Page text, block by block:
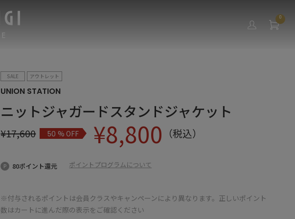
0
SALE アウトレット
UNION STATION
ニットジャガードスタンドジャケット
¥17,600 50% OFF ¥8,800 （税込）
80ポイント還元 ポイントプログラムについて
※付与されるポイントは会員クラスやキャンペーンにより異なります。正しいポイント
数はカートに進んだ際の表示をご確認ください